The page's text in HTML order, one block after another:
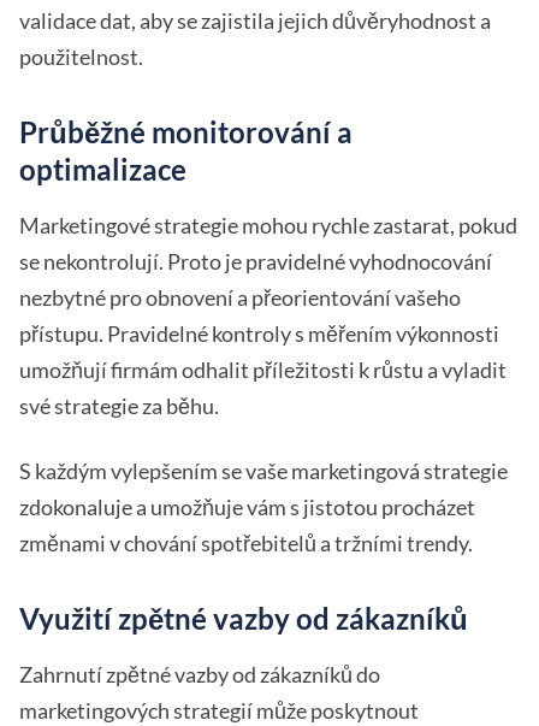
validace dat, aby se zajistila jejich důvěryhodnost a
použitelnost.
Průběžné monitorování a
optimalizace
Marketingové strategie mohou rychle zastarat, pokud
se nekontrolují. Proto je pravidelné vyhodnocování
nezbytné pro obnovení a přeorientování vašeho
přístupu. Pravidelné kontroly s měřením výkonnosti
umožňují firmám odhalit příležitosti k růstu a vyladit
své strategie za běhu.
S každým vylepšením se vaše marketingová strategie
zdokonaluje a umožňuje vám s jistotou procházet
změnami v chování spotřebitelů a tržními trendy.
Využití zpětné vazby od zákazníků
Zahrnutí zpětné vazby od zákazníků do
marketingových strategií může poskytnout